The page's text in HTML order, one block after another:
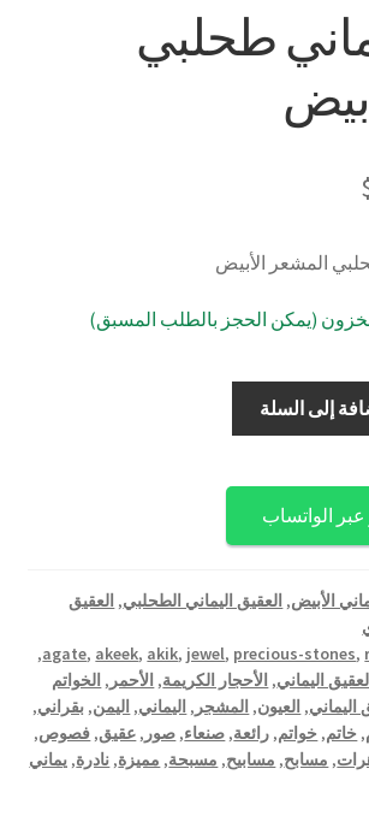
طحلبي
السعر
هو:
$30.00.
المشعر الأبيض
إلى السلة
الواتساب
الأبيض, العقيق اليماني الطحلبي, العقيق
agate, akeek, akik, jewel, precious-stones,
,
اليماني, الأحجار الكريمة, الأحمر , الخواتم
اليماني, العيون, المشجر , اليماني, اليمن, بقراني,
, خاتم, خواتم, رائعة, صنعاء, صور , عقيق, فصوص,
, مسابح, مسابيح, مسبحة, مميزة, نادرة, يماني